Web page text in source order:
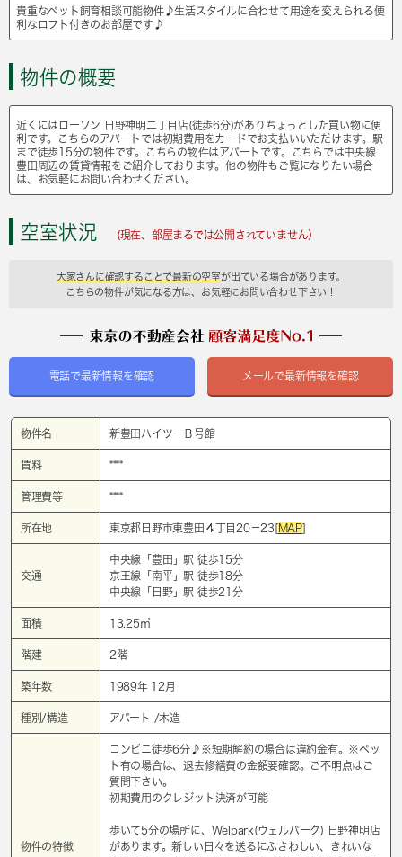
貴重なペット飼育相談可能物件♪生活スタイルに合わせて用途を変えられる便
利なロフト付きのお部屋です♪
物件の概要
近くにはローソン 日野神明二丁目店(徒歩6分)がありちょっとした買い物に便
利です。こちらのアパートでは初期費用をカードでお支払いいただけます。駅
まで徒歩15分の物件です。こちらの物件はアパートです。こちらでは中央線
豊田周辺の賃貸情報をご紹介しております。他の物件もご覧になりたい場合
は、お気軽にお問い合わせください。
空室状況 (現在、部屋まるでは公開されていません）
大家さんに確認することで最新の空室が出ている場合があります。
こちらの物件が気になる方は、お気軽にお問い合わせ下さい！
電話で最新情報を確認 メールで最新情報を確認
物件名 新豊田ハイツ－Ｂ号館
賃料 ****
管理費等 ****
所在地 東京都日野市東豊田４丁目20－23[MAP]
交通
中央線「 豊田 」駅 徒歩15分
京王線「 南平」駅 徒歩18分
中央線「 日野」駅 徒歩21分
面積 13.25㎡
階建 2階
築年数 1989年 12月
種別/構造 アパート /木造
物件の特徴
コンビニ徒歩6分♪※短期解約の場合は違約金有。※ペッ
ト有の場合は、退去修繕費の金額要確認。ご不明点はご
質問下さい。
初期費用のクレジット決済が可能
歩いて5分の場所に、Welpark(ウェルパーク) 日野神明店
があります。新しい日々を送るにふさわしい、きれいな